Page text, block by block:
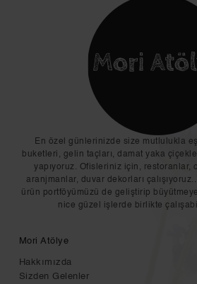
En özel günlerinizde size mutlulukla
buketleri, gelin taçları, damat yaka
yapıyoruz. Ofisleriniz için, restoranlar,
aranjmanlar, duvar dekorları
ürün portföyümüzü de geliştirip
nice güzel işlerde birlikte
Mori Atölye
Hakkımızda
Sizden Gelenler